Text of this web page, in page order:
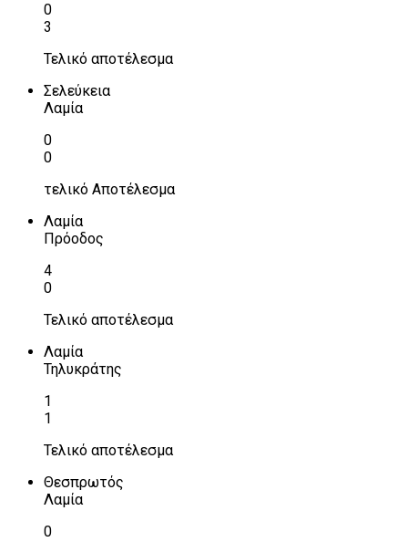
0
3
Τελικό αποτέλεσμα
Σελεύκεια
Λαμία
0
0
τελικό Αποτέλεσμα
Λαμία
Πρόοδος
4
0
Τελικό αποτέλεσμα
Λαμία
Τηλυκράτης
1
1
Τελικό αποτέλεσμα
Θεσπρωτός
Λαμία
0